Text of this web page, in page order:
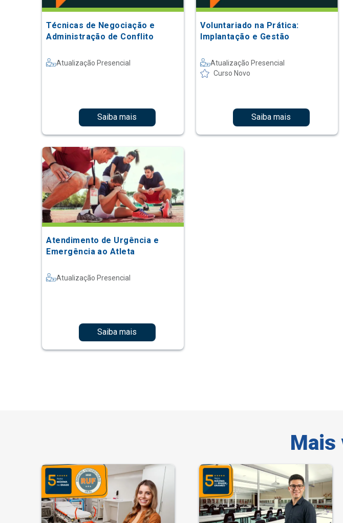
Técnicas de Negociação e
Administração de Conflito
Atualização Presencial
Saiba mais
Voluntariado na Prática:
Implantação e Gestão
Atualização Presencial
Curso Novo
Saiba mais
Atendimento de Urgência e
Emergência ao Atleta
Atualização Presencial
Saiba mais
Mais